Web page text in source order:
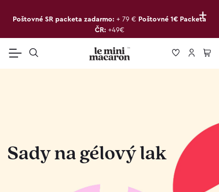
+
Poštovné SR packeta zadarmo: + 79 € Poštovné 1€ Packeta
ČR: +49€
Sady na gélový lak